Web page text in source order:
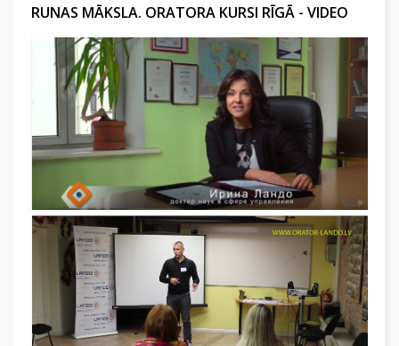
RUNAS MĀKSLA. ORATORA KURSI RĪGĀ - VIDEO